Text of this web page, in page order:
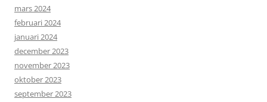
mars 2024
februari 2024
januari 2024
december 2023
november 2023
oktober 2023
september 2023